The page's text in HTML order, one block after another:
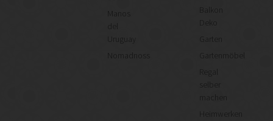
Manos
Uruguay
Nomadnoss
Balkon
Deko
Garten
Gartenmöbel
Regal
Heimwerken